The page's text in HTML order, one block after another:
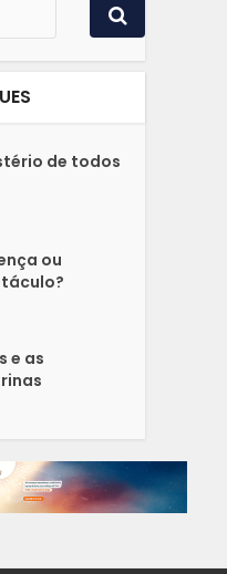
de todos
ou
e as